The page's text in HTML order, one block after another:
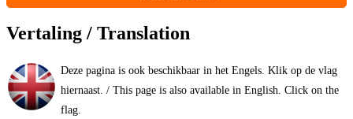
Vertaling / Translation
Deze pagina is ook beschikbaar in het Engels. Klik op de vlag
hiernaast. / This page is also available in English. Click on the
flag.